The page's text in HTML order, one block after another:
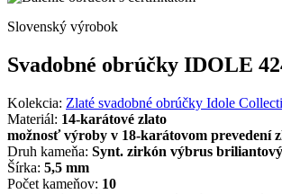
Slovenský výrobok
Svadobné obrúčky IDOLE
Kolekcia: Zlaté svadobné obrúčky Idole
Materiál: 14-karátové zlato
možnosť výroby v 18-karátovom prevedení
Druh kameňa: Synt. zirkón výbrus briliantový
Šírka: 5,5 mm
Počet kameňov: 10